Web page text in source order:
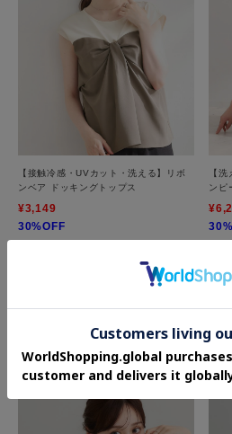
【接触冷感・UVカット・洗える】リボ
ンベア ドッキングトップス
¥3,149
30%OFF
【
ンピ
More